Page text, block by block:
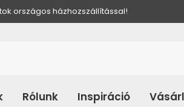
országos házhozszállítással!
Rólunk Inspiráció